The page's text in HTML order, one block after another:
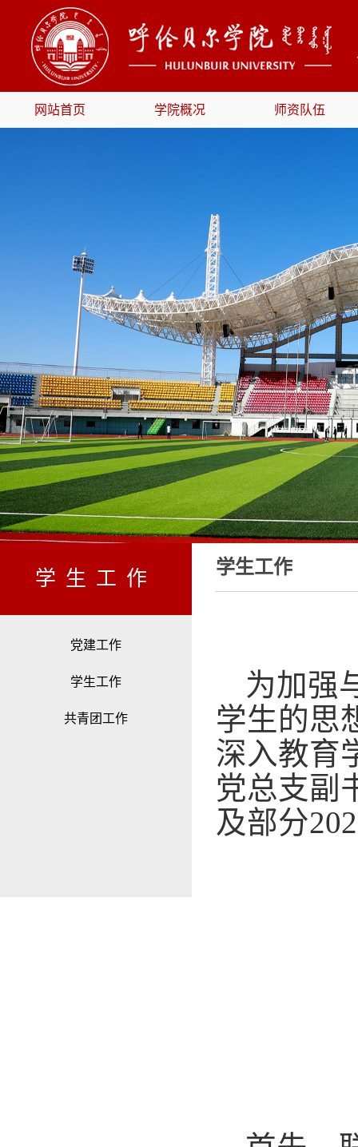
网站首页 学院概况 师资队伍
学生工作
党建工作
学生工作
共青团工作
学生工作
为加强
学生的思
深入教育
党总支副
及部分